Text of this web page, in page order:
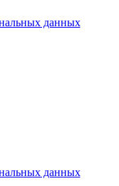
данных
данных